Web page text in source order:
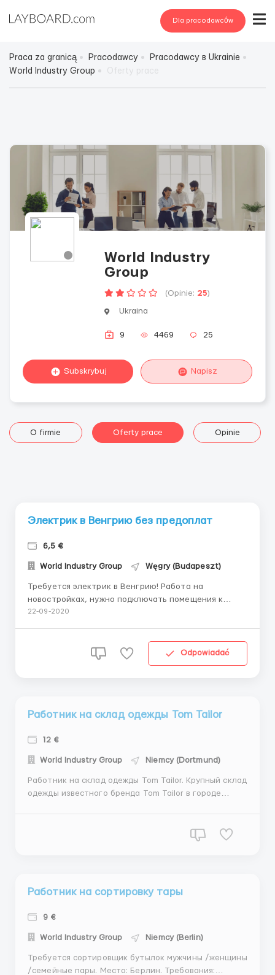
Dla pracodawców
Praca za granicą Pracodawcy
Pracodawcy в Ukrainie
World Industry Group
World Industry
Group
(Opinie: 25)
Ukraina
9 4469 25
Subskrybuj Napisz
O firmie Oferty prace Opinie
Электрик в Венгрию без предоплат
6,5 €
World Industry Group Węgry (Budapeszt)
Требуется электрик в Венгрию! Работа на
новостройках, нужно подключать помещения к
электросети Зарплата 6-6,5 евро/час нетто
евро Может быть до 300 часов Жилье, питание,
форма, проезд- за счет работодате...
22-09-2020
Odpowiadać
Работник на склад одежды Tom Tailor
12 €
World Industry Group Niemcy (Dortmund)
Работник на склад одежды Tom Tailor. Крупный склад
одежды известного бренда Tom Tailor в городе
(зарплата и аванс). Суббота по желанию (максимум
Работник на сортировку тары
9 €
World Industry Group Niemcy (Berlin)
Требуется сортировщик бутылок мужчины /женщины
/семейные пары. Место: Берлин. Требования: